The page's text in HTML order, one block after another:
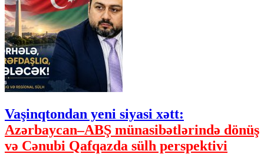
Vaşinqtondan yeni siyasi xətt:
Azərbaycan–ABŞ münasibətlərində dönüş
və Cənubi Qafqazda sülh perspektivi